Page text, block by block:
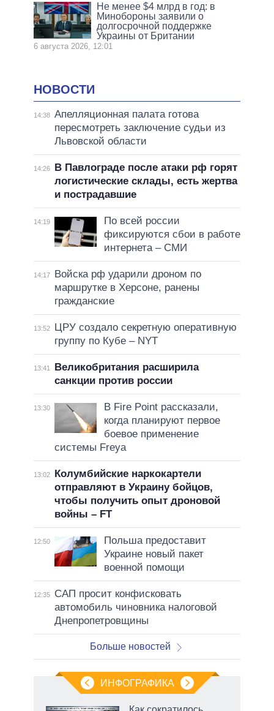
Не менее $4 млрд в год: в
Минобороны заявили о
долгосрочной поддержке
Украины от Британии
6 августа 2026, 12:01
НОВОСТИ
14:38 Апелляционная палата готова
пересмотреть заключение судьи из
Львовской области
14:26
В Павлограде после атаки рф горят
логистические склады, есть жертва
и пострадавшие
14:19
По всей россии
фиксируются сбои в работе
интернета – СМИ
14:17
Войска рф ударили дроном по
маршрутке в Херсоне, ранены
гражданские
13:52
ЦРУ создало секретную оперативную
группу по Кубе – NYT
13:41
Великобритания расширила
санкции против россии
13:30
В Fire Point рассказали,
когда планируют первое
боевое применение
системы Freya
13:02
Колумбийские наркокартели
отправляют в Украину бойцов,
чтобы получить опыт дроновой
войны – FT
12:50
Польша предоставит
Украине новый пакет
военной помощи
12:35
САП просит конфисковать
автомобиль чиновника налоговой
Днепропетровщины
Больше новостей
ИНФОГРАФИКА